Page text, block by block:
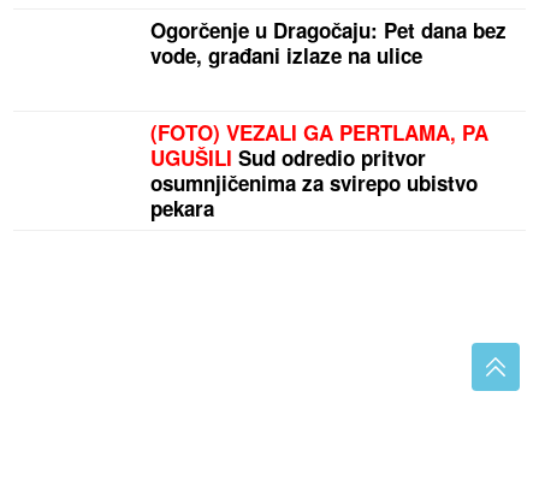
Ogorčenje u Dragočaju: Pet dana bez
vode, građani izlaze na ulice
(FOTO) VEZALI GA PERTLAMA, PA
UGUŠILI Sud odredio pritvor
osumnjičenima za svirepo ubistvo
pekara